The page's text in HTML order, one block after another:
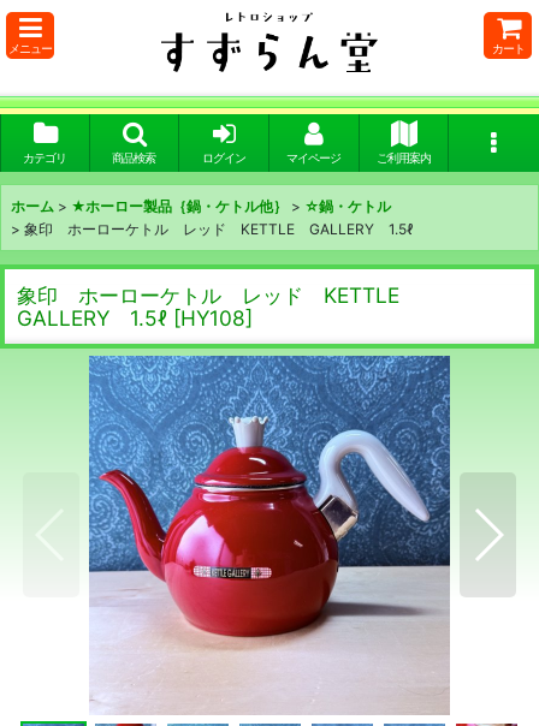
メニュー カート
カテゴリ 商品検索 ログイン マイページ ご利用案内
ホーム > ★ホーロー製品｛鍋・ケトル他｝ > ☆鍋・ケトル
> 象印 ホーローケトル レッド KETTLE GALLERY 1.5ℓ
象印 ホーローケトル レッド KETTLE
GALLERY 1.5ℓ [HY108]